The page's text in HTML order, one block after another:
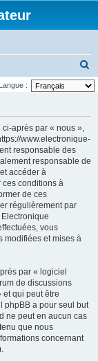
e
Langue :
après par « nous »,
www.electronique-
responsable des
responsable de
accéder à
ces conditions à
de ces
régulièrement par
vous
modifiées et mises à
par « logiciel
de discussions
et qui peut être
phpBB a pour seul but
ne peut en aucun cas
que nous
concernant